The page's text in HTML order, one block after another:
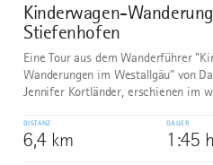
8
Kinderwagen-
Stiefenhofen
Eine Tour aus dem Wanderführer
Wanderungen im Westallgäu" von
Jennifer Kortländer, erschienen im
DISTANZ
6,4 km
DAUER
1:45 h